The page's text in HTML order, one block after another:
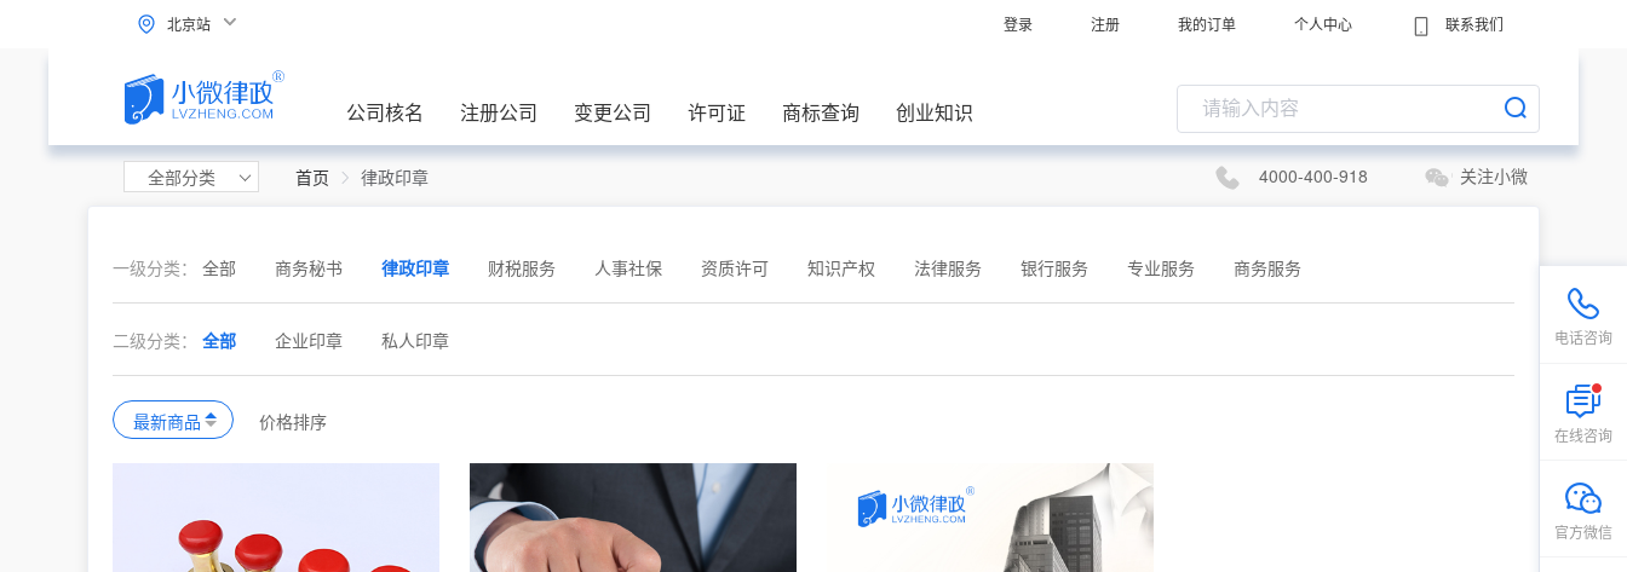
北京站 登录 注册 我的订单 个人中心 联系我们
公司核名 注册公司 变更公司 许可证 商标查询 创业知识
全部分类 首页 律政印章 4000-400-918 关注小微
一级分类： 全部 商务秘书 律政印章 财税服务 人事社保 资质许可 知识产权 法律服务 银行服务 专业服务 商务服务
二级分类： 全部 企业印章 私人印章
最新商品 价格排序
电话咨询
在线咨询
官方微信